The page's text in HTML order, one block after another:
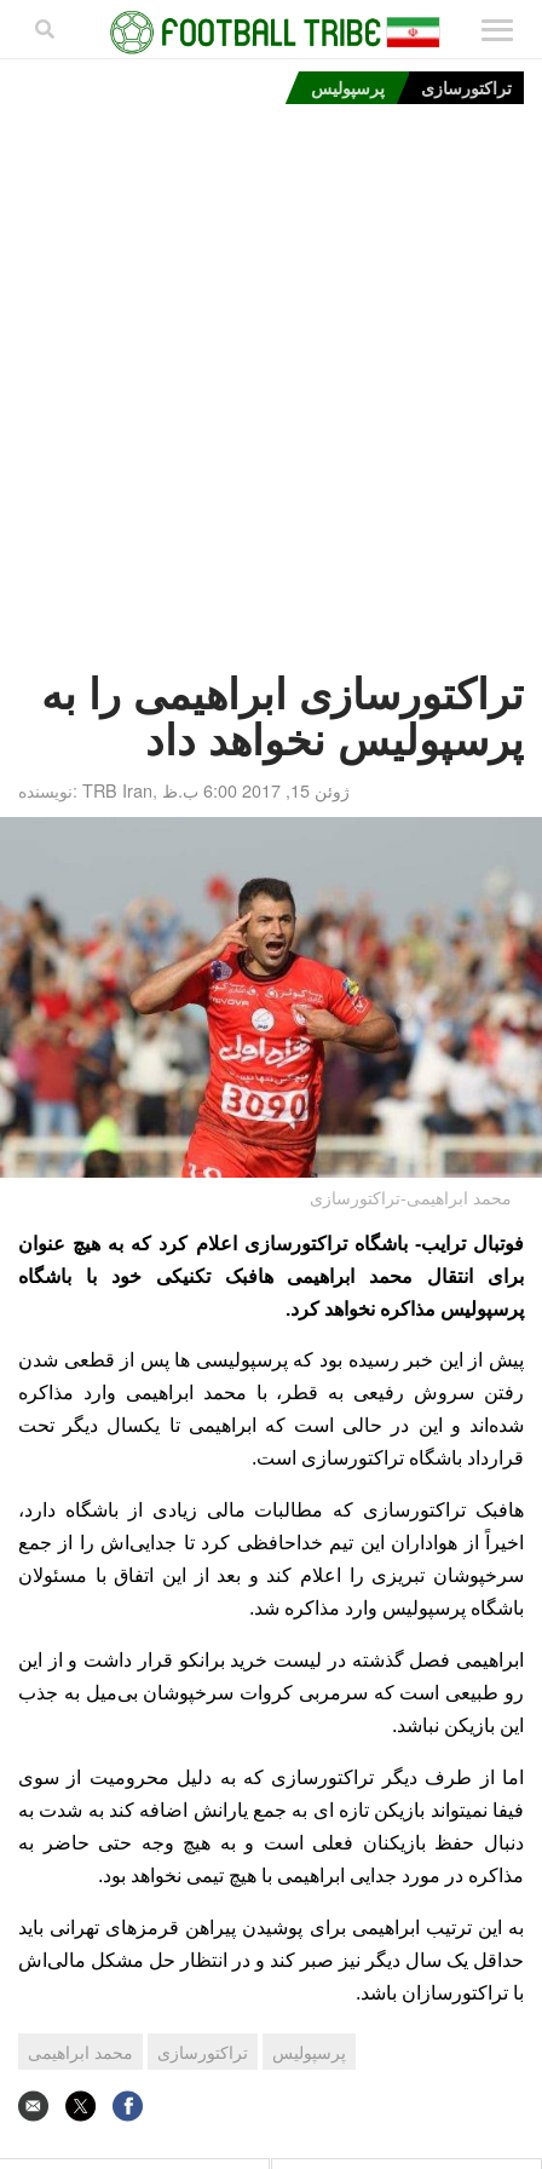
تراکتورسازی پرسپولیس
تراکتورسازی ابراهیمی را به
پرسپولیس نخواهد داد
نویسنده:TRB Iran, ژوئن 15, 2017 6:00 ب.ظ
محمد ابراهیمی-تراکتورسازی
فوتبال ترایب- باشگاه تراکتورسازی اعلام کرد که به هیچ عنوان
برای انتقال محمد ابراهیمی هافبک تکنیکی خود با باشگاه
پرسپولیس مذاکره نخواهد کرد.
پیش از این خبر رسیده بود که پرسپولیسی ها پس از قطعی شدن
رفتن سروش رفیعی به قطر، با محمد ابراهیمی وارد مذاکره
شده‌اند و این در حالی است که ابراهیمی تا یکسال دیگر تحت
قرارداد باشگاه تراکتورسازی است.
هافبک تراکتورسازی که مطالبات مالی زیادی از باشگاه دارد،
اخیراً از هواداران این تیم خداحافظی کرد تا جدایی‌اش را از جمع
سرخپوشان تبریزی را اعلام کند و بعد از این اتفاق با مسئولان
باشگاه پرسپولیس وارد مذاکره شد.
ابراهیمی فصل گذشته در لیست خرید برانکو قرار داشت و از این
رو طبیعی است که سرمربی کروات سرخپوشان بی‌میل به جذب
این بازیکن نباشد.
اما از طرف دیگر تراکتورسازی که به دلیل محرومیت از سوی
فیفا نمیتواند بازیکن تازه ای به جمع یارانش اضافه کند به شدت به
دنبال حفظ بازیکنان فعلی است و به هیچ وجه حتی حاضر به
مذاکره در مورد جدایی ابراهیمی با هیچ تیمی نخواهد بود.
به این ترتیب ابراهیمی برای پوشیدن پیراهن قرمزهای تهرانی باید
حداقل یک سال دیگر نیز صبر کند و در انتظار حل مشکل مالی‌اش
با تراکتورسازان باشد.
پرسپولیس تراکتورسازی محمد ابراهیمی